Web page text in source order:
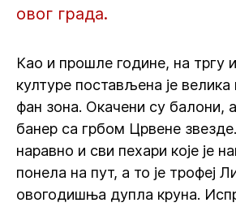
овог града.
Као и прошле године, на тргу
културе постављена је
фан зона. Окачени су балони,
банер са грбом Црвене
наравно и сви пехари које је
понела на пут, а то је трофеј
овогодишња дупла круна.